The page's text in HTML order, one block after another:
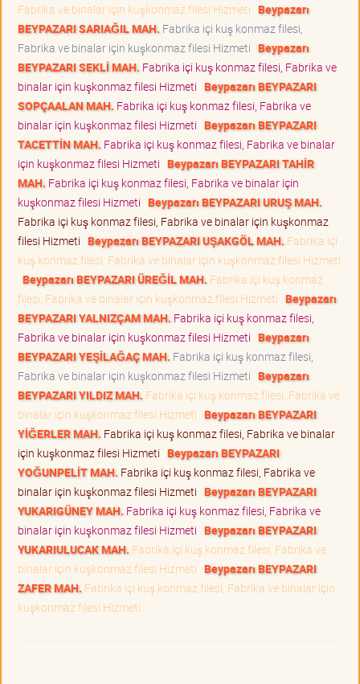
Fabrika ve binalar için kuşkonmaz filesi Hizmeti Beypazarı
BEYPAZARI SARIAĞIL MAH. Fabrika içi kuş konmaz filesi,
Fabrika ve binalar için kuşkonmaz filesi Hizmeti Beypazarı
BEYPAZARI SEKLİ MAH. Fabrika içi kuş konmaz filesi, Fabrika ve
binalar için kuşkonmaz filesi Hizmeti Beypazarı BEYPAZARI
SOPÇAALAN MAH. Fabrika içi kuş konmaz filesi, Fabrika ve
binalar için kuşkonmaz filesi Hizmeti Beypazarı BEYPAZARI
TACETTİN MAH. Fabrika içi kuş konmaz filesi, Fabrika ve binalar
için kuşkonmaz filesi Hizmeti Beypazarı BEYPAZARI TAHİR
MAH. Fabrika içi kuş konmaz filesi, Fabrika ve binalar için
kuşkonmaz filesi Hizmeti Beypazarı BEYPAZARI URUŞ MAH.
Fabrika içi kuş konmaz filesi, Fabrika ve binalar için kuşkonmaz
filesi Hizmeti Beypazarı BEYPAZARI UŞAKGÖL MAH. Fabrika içi
kuş konmaz filesi, Fabrika ve binalar için kuşkonmaz filesi Hizmeti
Beypazarı BEYPAZARI ÜREĞİL MAH. Fabrika içi kuş konmaz
filesi, Fabrika ve binalar için kuşkonmaz filesi Hizmeti Beypazarı
BEYPAZARI YALNIZÇAM MAH. Fabrika içi kuş konmaz filesi,
Fabrika ve binalar için kuşkonmaz filesi Hizmeti Beypazarı
BEYPAZARI YEŞİLAĞAÇ MAH. Fabrika içi kuş konmaz filesi,
Fabrika ve binalar için kuşkonmaz filesi Hizmeti Beypazarı
BEYPAZARI YILDIZ MAH. Fabrika içi kuş konmaz filesi, Fabrika ve
binalar için kuşkonmaz filesi Hizmeti Beypazarı BEYPAZARI
YİĞERLER MAH. Fabrika içi kuş konmaz filesi, Fabrika ve binalar
için kuşkonmaz filesi Hizmeti Beypazarı BEYPAZARI
YOĞUNPELİT MAH. Fabrika içi kuş konmaz filesi, Fabrika ve
binalar için kuşkonmaz filesi Hizmeti Beypazarı BEYPAZARI
YUKARIGÜNEY MAH. Fabrika içi kuş konmaz filesi, Fabrika ve
binalar için kuşkonmaz filesi Hizmeti Beypazarı BEYPAZARI
YUKARIULUCAK MAH. Fabrika içi kuş konmaz filesi, Fabrika ve
binalar için kuşkonmaz filesi Hizmeti Beypazarı BEYPAZARI
ZAFER MAH. Fabrika içi kuş konmaz filesi, Fabrika ve binalar için
kuşkonmaz filesi Hizmeti